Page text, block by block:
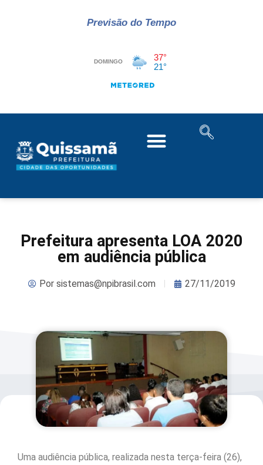
Previsão do Tempo
Prefeitura apresenta LOA 2020
em audiência pública
Porsistemas@npibrasil.com 27/11/2019
Uma audiência pública, realizada nesta terça-feira (26),